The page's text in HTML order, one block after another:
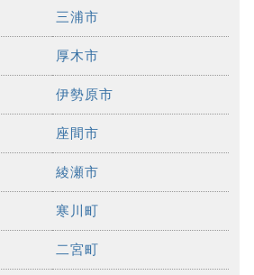
三浦市
厚木市
伊勢原市
座間市
綾瀬市
寒川町
二宮町